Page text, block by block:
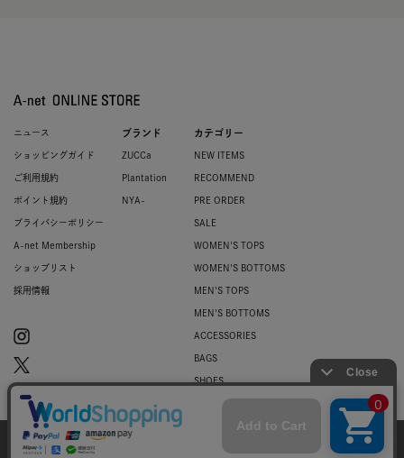
ニュース
ショッピングガイド
ご利用規約
ポイント規約
プライバシーポリシー
A-net Membership
ショップリスト
採用情報
ブランド
ZUCCa
Plantation
NYA-
カテゴリー
NEW ITEMS
RECOMMEND
PRE ORDER
SALE
WOMEN'S TOPS
WOMEN'S BOTTOMS
MEN'S TOPS
MEN'S BOTTOMS
ACCESSORIES
BAGS
SHOES
ZUCCa LOGO
当サイトではお客様のウェブサイト体験を